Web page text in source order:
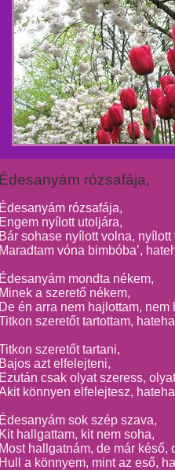
Édesanyám rózsafája,
Édesanyám rózsafája,
Engem nyílott utoljára,
Bár sohase nyílott volna, nyílott
Maradtam vóna bimbóba’,
Édesanyám mondta nékem,
Minek a szerető nékem,
De én arra nem hajlottam, nem
szeretőt tartottam,
szeretőt tartani,
Bajos azt elfelejteni,
Ezután csak olyat szeress,
könnyen elfelejtesz,
Édesanyám sok szép szava,
Kit hallgattam, kit nem soha,
Most hallgatnám, de már késő,
Hull a könnyem, mint az eső,